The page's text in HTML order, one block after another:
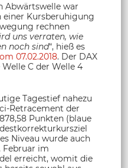
Abwärtswelle war
einer Kursberuhigung
rechnen
uns verraten, wie
noch sind“, hieß es
07.02.2018. Der DAX
C der Welle 4
Tagestief nahezu
Retracement der
Punkten (blaue
Niveau wurde auch
Februar im
erreicht, womit die